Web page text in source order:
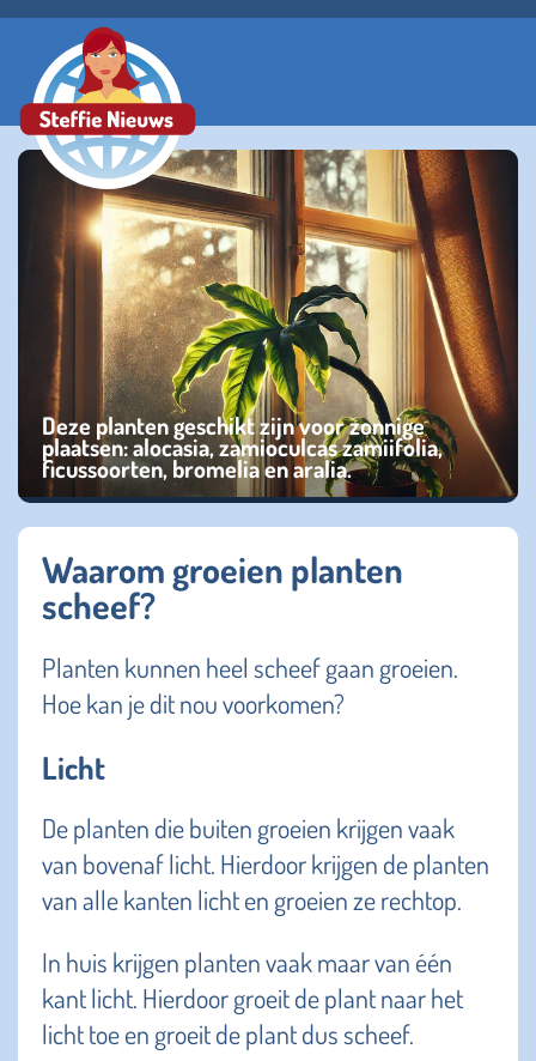
Deze planten geschikt zijn voor zonnige
plaatsen: alocasia, zamioculcas zamiifolia,
ficussoorten, bromelia en aralia.
Waarom groeien planten
scheef?
Planten kunnen heel scheef gaan groeien.
Hoe kan je dit nou voorkomen?
Licht
De planten die buiten groeien krijgen vaak
van bovenaf licht. Hierdoor krijgen de planten
van alle kanten licht en groeien ze rechtop.
In huis krijgen planten vaak maar van één
kant licht. Hierdoor groeit de plant naar het
licht toe en groeit de plant dus scheef.